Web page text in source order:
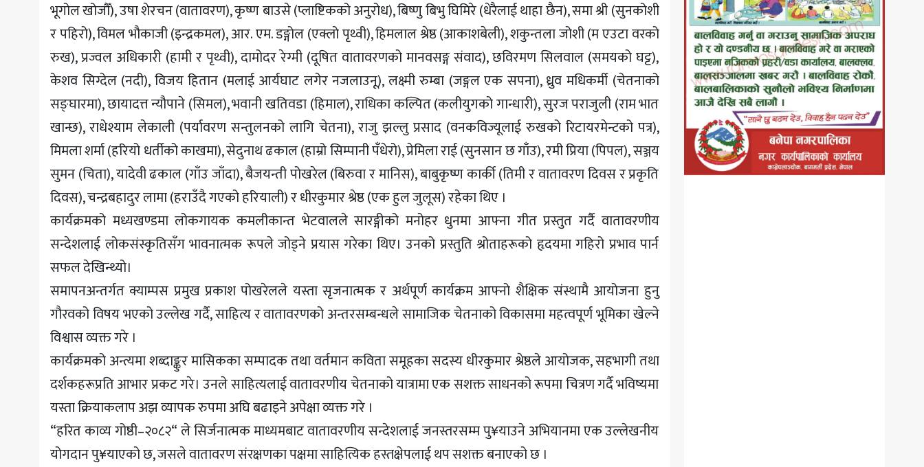
भूगोल खोजौँ), उषा शेरचन (वातावरण), कृष्ण बाउसे (प्लाष्टिकको अनुरोध), बिष्णु बिभु घिमिरे (धेरैलाई थाहा छैन), समा श्री (सुनकोशी
र पहिरो), विमल भौकाजी (इन्द्रकमल), आर. एम. डङ्गोल (एक्लो पृथ्वी), हिमलाल श्रेष्ठ (आकाशबेली), शकुन्तला जोशी (म एउटा वरको
रुख), प्रज्वल अधिकारी (हामी र पृथ्वी), दामोदर रेग्मी (दूषित वातावरणको मानवसङ्ग संवाद), छविरमण सिलवाल (समयको घट्ट),
केशव सिग्देल (नदी), विजय हितान (मलाई आर्यघाट लगेर नजलाउनू), लक्ष्मी रुम्बा (जङ्गल एक सपना), ध्रुव मधिकर्मी (चेतनाको
सङ्घारमा), छायादत्त न्यौपाने (सिमल), भवानी खतिवडा (हिमाल), राधिका कल्पित (कलीयुगको गान्धारी), सुरज पराजुली (राम भात
खान्छ), राधेश्याम लेकाली (पर्यावरण सन्तुलनको लागि चेतना), राजु झल्लु प्रसाद (वनकविज्यूलाई रुखको रिटायरमेन्टको पत्र),
मिमला शर्मा (हरियो धर्तीको काखमा), सेदुनाथ ढकाल (हाम्रो सिम्पानी पँधेरो), प्रेमिला राई (सुनसान छ गाँउ), रमी प्रिया (पिपल), सञ्जय
सुमन (चिता), यादेवी ढकाल (गाँउ जाँदा), बैजयन्ती पोखरेल (बिरुवा र मानिस), बाबुकृष्ण कार्की (तिमी र वातावरण दिवस र प्रकृति
दिवस), चन्द्रबहादुर लामा (हराउँदै गएको हरियाली) र धीरकुमार श्रेष्ठ (एक हुल जुलूस) रहेका थिए ।
कार्यक्रमको मध्यखण्डमा लोकगायक कमलीकान्त भेटवालले सारङ्गीको मनोहर धुनमा आफ्ना गीत प्रस्तुत गर्दै वातावरणीय
सन्देशलाई लोकसंस्कृतिसँग भावनात्मक रूपले जोड्ने प्रयास गरेका थिए। उनको प्रस्तुति श्रोताहरूको हृदयमा गहिरो प्रभाव पार्न
सफल देखिन्थ्यो।
समापनअन्तर्गत क्याम्पस प्रमुख प्रकाश पोखरेलले यस्ता सृजनात्मक र अर्थपूर्ण कार्यक्रम आफ्नो शैक्षिक संस्थामै आयोजना हुनु
गौरवको विषय भएको उल्लेख गर्दै, साहित्य र वातावरणको अन्तरसम्बन्धले सामाजिक चेतनाको विकासमा महत्वपूर्ण भूमिका खेल्ने
विश्वास व्यक्त गरे ।
कार्यक्रमको अन्त्यमा शब्दाङ्कुर मासिकका सम्पादक तथा वर्तमान कविता समूहका सदस्य धीरकुमार श्रेष्ठले आयोजक, सहभागी तथा
दर्शकहरूप्रति आभार प्रकट गरे। उनले साहित्यलाई वातावरणीय चेतनाको यात्रामा एक सशक्त साधनको रूपमा चित्रण गर्दै भविष्यमा
यस्ता क्रियाकलाप अझ व्यापक रुपमा अघि बढाइने अपेक्षा व्यक्त गरे ।
“हरित काव्य गोष्ठी–२०८२“ ले सिर्जनात्मक माध्यमबाट वातावरणीय सन्देशलाई जनस्तरसम्म पु¥याउने अभियानमा एक उल्लेखनीय
योगदान पु¥याएको छ, जसले वातावरण संरक्षणका पक्षमा साहित्यिक हस्तक्षेपलाई थप सशक्त बनाएको छ ।